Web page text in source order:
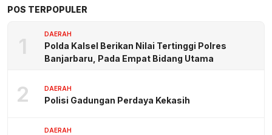
POS TERPOPULER
1 DAERAH
Polda Kalsel Berikan Nilai Tertinggi Polres
Banjarbaru, Pada Empat Bidang Utama
2 DAERAH
Polisi Gadungan Perdaya Kekasih
DAERAH